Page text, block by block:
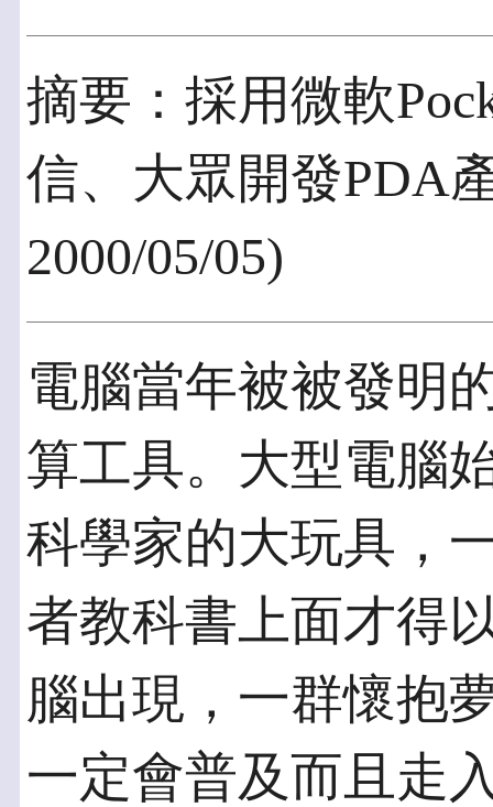
摘要：採用微軟
信、大眾開發PDA
2000/05/05)
電腦當年被被發明
算工具。大型電腦
科學家的大玩具，
者教科書上面才得
腦出現，一群懷抱
一定會普及而且走